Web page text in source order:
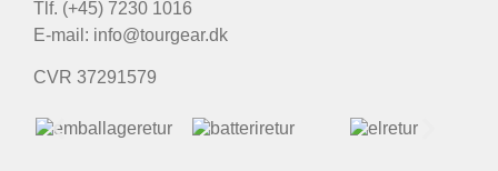
Tlf. (+45) 7230 1016
E-mail: info@tourgear.dk
CVR 37291579